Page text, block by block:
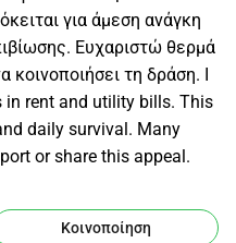
για άμεση ανάγκη
Ευχαριστώ θερμά
κοινοποιήσει τη δράση. I
in rent and utility bills. This
daily survival. Many
or share this appeal.
Κοινοποίηση